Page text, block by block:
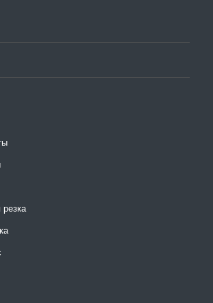
резка